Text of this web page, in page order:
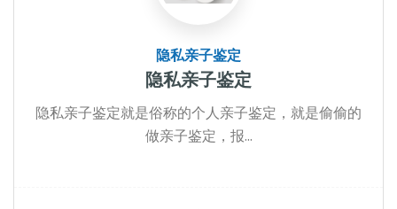
隐私亲子鉴定
隐私亲子鉴定
隐私亲子鉴定就是俗称的个人亲子鉴定，就是偷偷的
做亲子鉴定，报...